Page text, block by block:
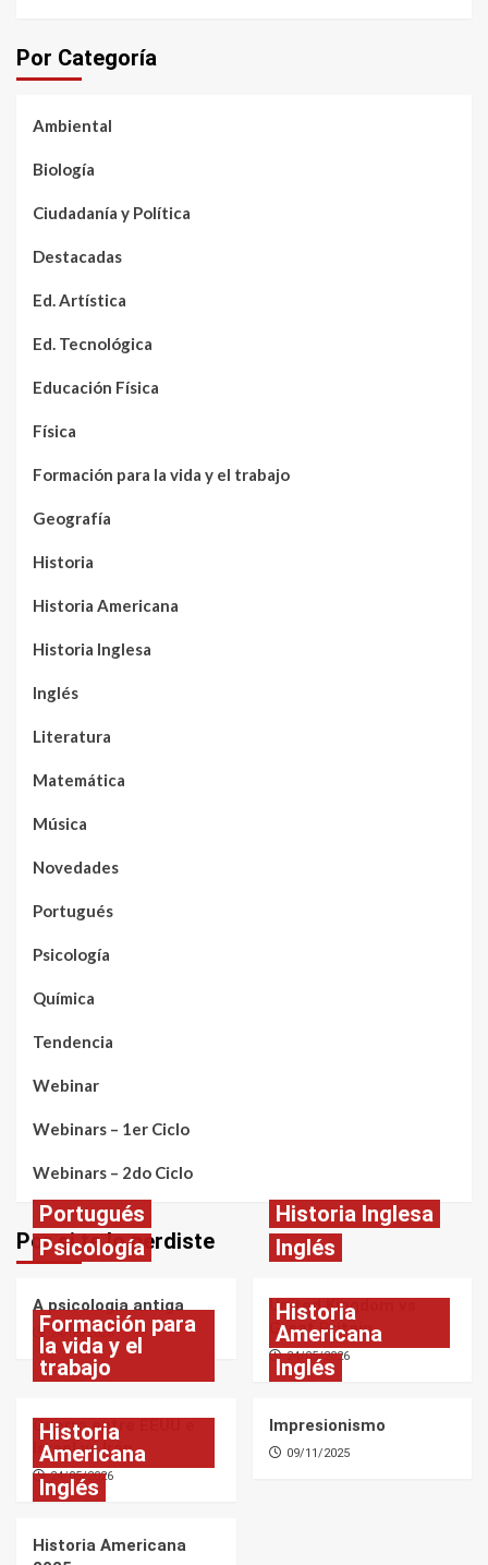
Por Categoría
Ambiental
Biología
Ciudadanía y Política
Destacadas
Ed. Artística
Ed. Tecnológica
Educación Física
Física
Formación para la vida y el trabajo
Geografía
Historia
Historia Americana
Historia Inglesa
Inglés
Literatura
Matemática
Música
Novedades
Portugués
Psicología
Química
Tendencia
Webinar
Webinars – 1er Ciclo
Webinars – 2do Ciclo
Por si te lo perdiste
Portugués
Psicología
A psicologia antiga
24/05/2026
Historia Inglesa
Inglés
United Kingdom vs
Great Britain
24/05/2026
Formación para
la vida y el
trabajo
Guerra entre EEUU e
Israel vs Irán
24/05/2026
Historia
Americana
Inglés
Impresionismo
09/11/2025
Historia
Americana
Inglés
Historia Americana